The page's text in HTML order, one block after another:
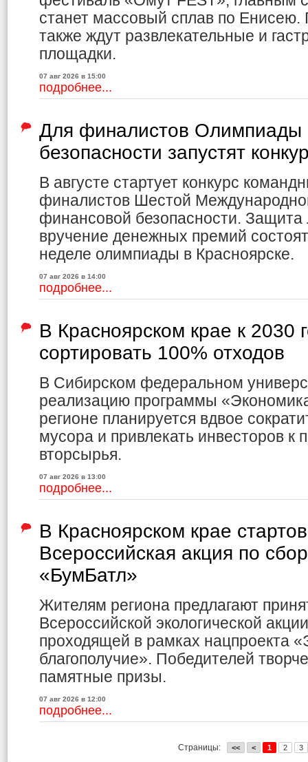
станет массовый сплав по Енисею.
также ждут развлекательные и
площадки.
07 авг 2026 в 15:00
подробнее...
Для финалистов Олимпиады
безопасности запустят
В августе стартует конкурс
финалистов Шестой
финансовой безопасности. Защита
вручение денежных премий
неделе олимпиады в Красноярске.
07 авг 2026 в 14:00
подробнее...
В Красноярском крае к 2030
сортировать 100% отходов
В Сибирском федеральном
реализацию программы
регионе планируется вдвое
мусора и привлекать инвесторов к
вторсырья.
07 авг 2026 в 13:00
подробнее...
В Красноярском крае
Всероссийская акция по
«БумБатл»
Жителям региона предлагают
Всероссийской экологической
проходящей в рамках нацпроекта
благополучие». Победителей
памятные призы.
07 авг 2026 в 12:00
подробнее...
Страницы: << < 1 2 3